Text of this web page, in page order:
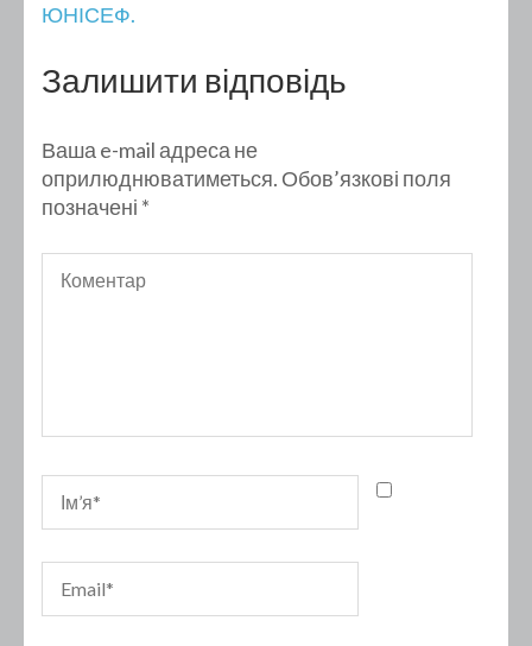
ЮНІСЕФ.
Залишити відповідь
Ваша e-mail адреса не
оприлюднюватиметься. Обов’язкові поля
позначені *